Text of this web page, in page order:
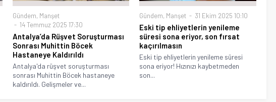
Gündem, Manşet
14 Temmuz 2025 17:30
Antalya’da Rüşvet Soruşturması
Sonrası Muhittin Böcek
Hastaneye Kaldırıldı
Antalya'da rüşvet soruşturması
sonrası Muhittin Böcek hastaneye
kaldırıldı. Gelişmeler ve...
Gündem, Manşet 31 Ekim 2025 10:10
Eski tip ehliyetlerin yenileme
süresi sona eriyor, son fırsat
kaçırılmasın
Eski tip ehliyetlerin yenileme süresi
sona eriyor! Hızınızı kaybetmeden
son...